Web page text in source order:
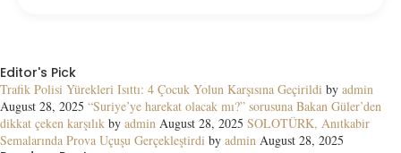
Editor's Pick
Trafik Polisi Yürekleri Isıttı: 4 Çocuk Yolun Karşısına Geçirildi by admin
August 28, 2025 “Suriye’ye harekat olacak mı?” sorusuna Bakan Güler’den
dikkat çeken karşılık by admin August 28, 2025 SOLOTÜRK, Anıtkabir
Semalarında Prova Uçuşu Gerçekleştirdi by admin August 28, 2025